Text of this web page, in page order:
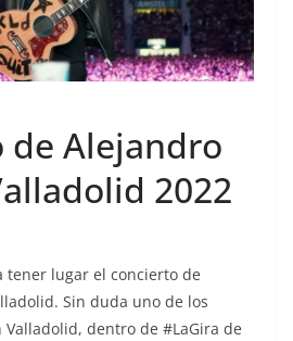
de Alejandro
2022
tener lugar el concierto de
Sin duda uno de los
Valladolid, dentro de #LaGira de